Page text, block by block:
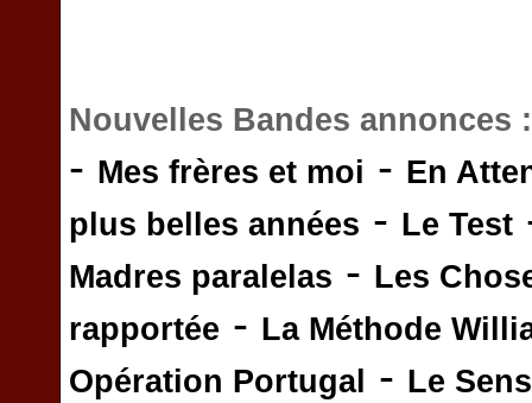
Nouvelles Bandes annonces
- Mes frères et moi - En
plus belles années - Le Test
Madres paralelas - Les
rapportée - La Méthode
Opération Portugal
- Le